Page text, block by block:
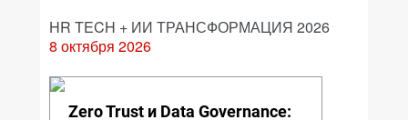
HR TECH + ИИ ТРАНСФОРМАЦИЯ 2026
8 октября 2026
Zero Trust и Data Governance: